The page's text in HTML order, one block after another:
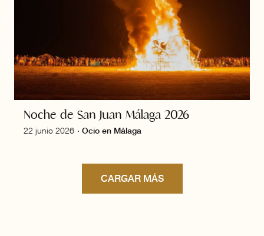
Noche de San Juan Málaga 2026
22 junio 2026 · Ocio en Málaga
CARGAR MÁS